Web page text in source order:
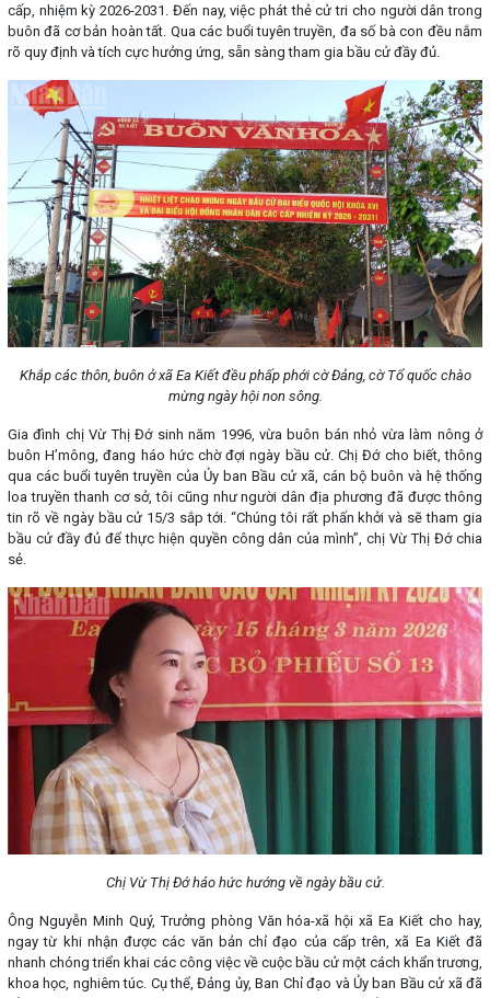
cấp, nhiệm kỳ 2026-2031. Đến nay, việc phát thẻ cử tri cho người dân trong
buôn đã cơ bản hoàn tất. Qua các buổi tuyên truyền, đa số bà con đều nắm
rõ quy định và tích cực hưởng ứng, sẵn sàng tham gia bầu cử đầy đủ.
Khắp các thôn, buôn ở xã Ea Kiết đều phấp phới cờ Đảng, cờ Tổ quốc chào
mừng ngày hội non sông.
Gia đình chị Vừ Thị Đớ sinh năm 1996, vừa buôn bán nhỏ vừa làm nông ở
buôn H’mông, đang háo hức chờ đợi ngày bầu cử. Chị Đớ cho biết, thông
qua các buổi tuyên truyền của Ủy ban Bầu cử xã, cán bộ buôn và hệ thống
loa truyền thanh cơ sở, tôi cũng như người dân địa phương đã được thông
tin rõ về ngày bầu cử 15/3 sắp tới. “Chúng tôi rất phấn khởi và sẽ tham gia
bầu cử đầy đủ để thực hiện quyền công dân của mình”, chị Vừ Thị Đớ chia
sẻ.
Chị Vừ Thị Đớ háo hức hướng về ngày bầu cử.
Ông Nguyễn Minh Quý, Trưởng phòng Văn hóa-xã hội xã Ea Kiết cho hay,
ngay từ khi nhận được các văn bản chỉ đạo của cấp trên, xã Ea Kiết đã
nhanh chóng triển khai các công việc về cuộc bầu cử một cách khẩn trương,
khoa học, nghiêm túc. Cụ thể, Đảng ủy, Ban Chỉ đạo và Ủy ban Bầu cử xã đã